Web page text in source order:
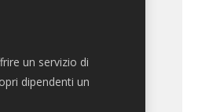
un servizio di
dipendenti un